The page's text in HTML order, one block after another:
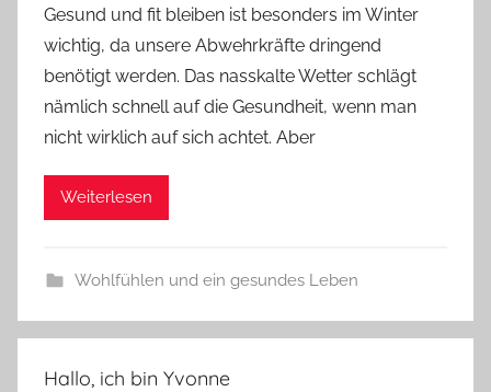
e
Gesund und fit bleiben ist besonders im Winter
wichtig, da unsere Abwehrkräfte dringend
benötigt werden. Das nasskalte Wetter schlägt
nämlich schnell auf die Gesundheit, wenn man
nicht wirklich auf sich achtet. Aber
Weiterlesen
Wohlfühlen und ein gesundes Leben
Hallo, ich bin Yvonne